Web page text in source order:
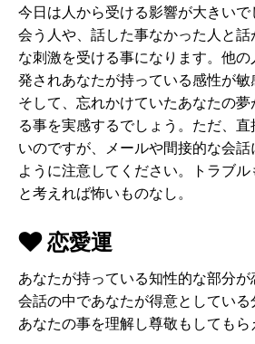
今日は人から受ける影響が大きい
会う人や、話した事なかった人と
な刺激を受ける事になります。他
発されあなたが持っている感性が敏
そして、忘れかけていたあなたの
る事を実感するでしょう。ただ、
いのですが、メールや間接的な会
ように注意してください。トラブ
と考えれば怖いものなし。
恋愛運
あなたが持っている知性的な部分が
会話の中であなたが得意としている
あなたの事を理解し尊敬もしてもら